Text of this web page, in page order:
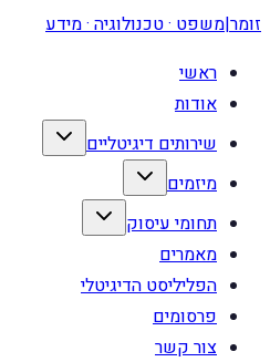
זומר|משפט · טכנולוגיה · מידע
ראשי
אודות
שירותים דיגיטליים
מיזמים
תחומי עיסוק
מאמרים
הפליליסט הדיגיטלי
פרסומים
צור קשר